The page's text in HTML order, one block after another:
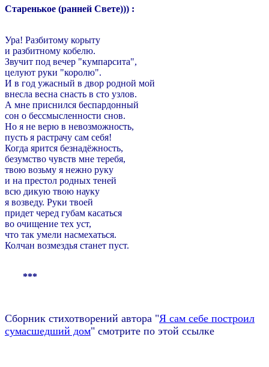
Старенькое (ранней Свете))) :
Ура! Разбитому корыту
и разбитному кобелю.
Звучит под вечер "кумпарсита",
целуют руки "королю".
И в год ужасный в двор родной мой
внесла весна снасть в сто узлов.
А мне приснился беспардонный
сон о бессмысленности снов.
Но я не верю в невозможность,
пусть я растрачу сам себя!
Когда ярится безнадёжность,
безумство чувств мне теребя,
твою возьму я нежно руку
и на престол родных теней
всю дикую твою науку
я возведу. Руки твоей
придет черед губам касаться
во очищение тех уст,
что так умели насмехаться.
Колчан возмездья станет пуст.
***
Сборник стихотворений автора "Я сам себе построил
сумасшедший дом" смотрите по этой ссылке